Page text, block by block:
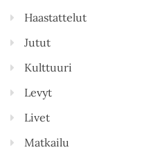
Haastattelut
Jutut
Kulttuuri
Levyt
Livet
Matkailu